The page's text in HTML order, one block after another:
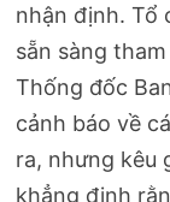
nhận định. Tổ
sẵn sàng
Thống đốc
cảnh báo về
ra, nhưng kêu
khẳng định